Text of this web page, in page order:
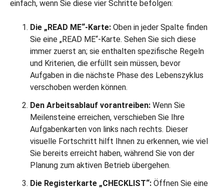
einfach, wenn Sie diese vier Schritte befolgen:
Die „READ ME“-Karte: Oben in jeder Spalte finden
Sie eine „READ ME“-Karte. Sehen Sie sich diese
immer zuerst an; sie enthalten spezifische Regeln
und Kriterien, die erfüllt sein müssen, bevor
Aufgaben in die nächste Phase des Lebenszyklus
verschoben werden können.
Den Arbeitsablauf vorantreiben: Wenn Sie
Meilensteine erreichen, verschieben Sie Ihre
Aufgabenkarten von links nach rechts. Dieser
visuelle Fortschritt hilft Ihnen zu erkennen, wie viel
Sie bereits erreicht haben, während Sie von der
Planung zum aktiven Betrieb übergehen.
Die Registerkarte „CHECKLIST“: Öffnen Sie eine